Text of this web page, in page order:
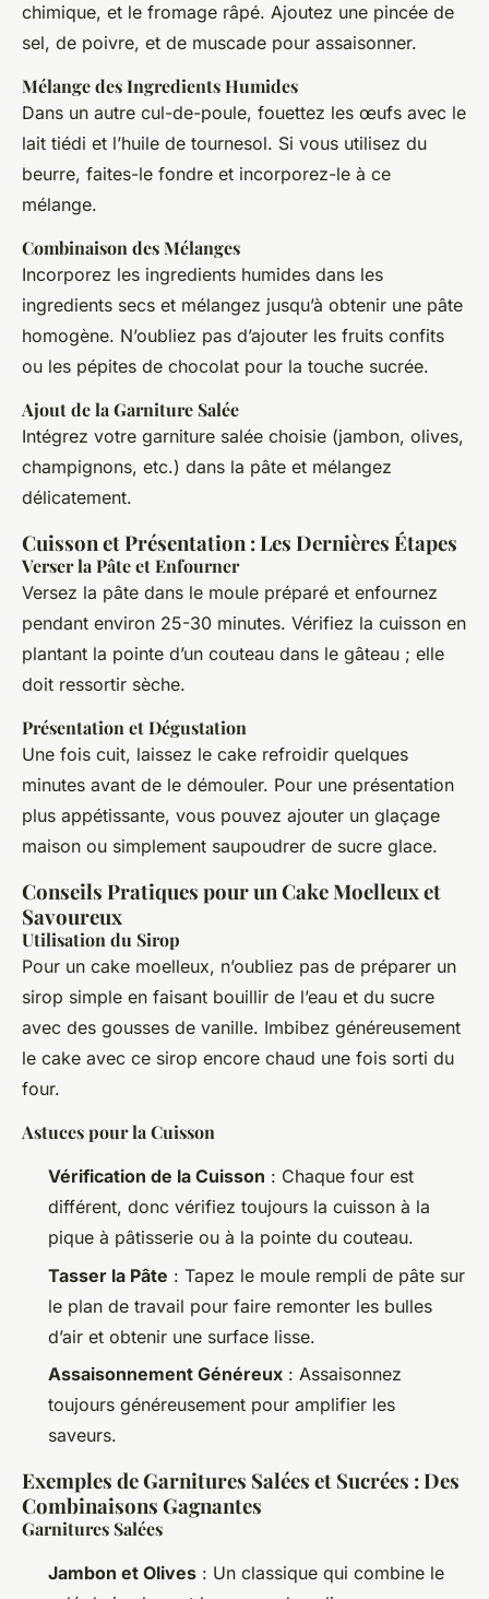
chimique, et le fromage râpé. Ajoutez une pincée de
sel, de poivre, et de muscade pour assaisonner.
Mélange des Ingredients Humides
Dans un autre cul-de-poule, fouettez les œufs avec le
lait tiédi et l’huile de tournesol. Si vous utilisez du
beurre, faites-le fondre et incorporez-le à ce
mélange.
Combinaison des Mélanges
Incorporez les ingredients humides dans les
ingredients secs et mélangez jusqu’à obtenir une pâte
homogène. N’oubliez pas d’ajouter les fruits confits
ou les pépites de chocolat pour la touche sucrée.
Ajout de la Garniture Salée
Intégrez votre garniture salée choisie (jambon, olives,
champignons, etc.) dans la pâte et mélangez
délicatement.
Cuisson et Présentation : Les Dernières Étapes
Verser la Pâte et Enfourner
Versez la pâte dans le moule préparé et enfournez
pendant environ 25-30 minutes. Vérifiez la cuisson en
plantant la pointe d’un couteau dans le gâteau ; elle
doit ressortir sèche.
Présentation et Dégustation
Une fois cuit, laissez le cake refroidir quelques
minutes avant de le démouler. Pour une présentation
plus appétissante, vous pouvez ajouter un glaçage
maison ou simplement saupoudrer de sucre glace.
Conseils Pratiques pour un Cake Moelleux et
Savoureux
Utilisation du Sirop
Pour un cake moelleux, n’oubliez pas de préparer un
sirop simple en faisant bouillir de l’eau et du sucre
avec des gousses de vanille. Imbibez généreusement
le cake avec ce sirop encore chaud une fois sorti du
four.
Astuces pour la Cuisson
Vérification de la Cuisson : Chaque four est
différent, donc vérifiez toujours la cuisson à la
pique à pâtisserie ou à la pointe du couteau.
Tasser la Pâte : Tapez le moule rempli de pâte sur
le plan de travail pour faire remonter les bulles
d’air et obtenir une surface lisse.
Assaisonnement Généreux : Assaisonnez
toujours généreusement pour amplifier les
saveurs.
Exemples de Garnitures Salées et Sucrées : Des
Combinaisons Gagnantes
Garnitures Salées
Jambon et Olives : Un classique qui combine le